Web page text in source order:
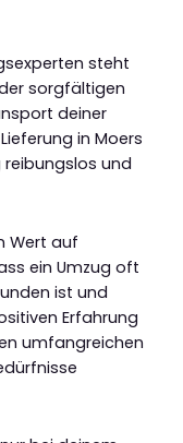
steht
sorgfältigen
deiner
in Moers
und
Wert auf
ein Umzug oft
ist und
Erfahrung
umfangreichen